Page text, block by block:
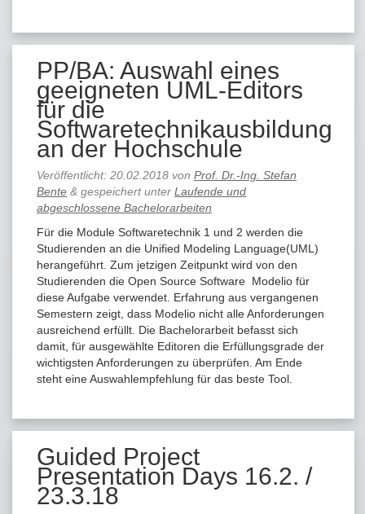
PP/BA: Auswahl eines
geeigneten UML-Editors
für die
Softwaretechnikausbildung
an der Hochschule
Veröffentlicht: 20.02.2018 von Prof. Dr.-Ing. Stefan
Bente & gespeichert unter Laufende und
abgeschlossene Bachelorarbeiten
Für die Module Softwaretechnik 1 und 2 werden die
Studierenden an die Unified Modeling Language(UML)
herangeführt. Zum jetzigen Zeitpunkt wird von den
Studierenden die Open Source Software Modelio für
diese Aufgabe verwendet. Erfahrung aus vergangenen
Semestern zeigt, dass Modelio nicht alle Anforderungen
ausreichend erfüllt. Die Bachelorarbeit befasst sich
damit, für ausgewählte Editoren die Erfüllungsgrade der
wichtigsten Anforderungen zu überprüfen. Am Ende
steht eine Auswahlempfehlung für das beste Tool.
Guided Project
Presentation Days 16.2. /
23.3.18